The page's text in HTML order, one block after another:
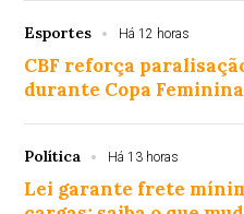
Esportes Há 12 horas
CBF reforça
durante Copa Feminina
Política Há 13 horas
Lei garante frete